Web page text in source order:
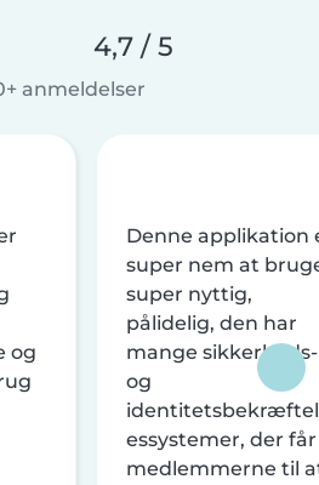
4,7 / 5
anmeldelser
og
Denne applikation
super nem at
super nyttig,
pålidelig, den har
mange sikkerheds-
og
essystemer, der får
medlemmerne til